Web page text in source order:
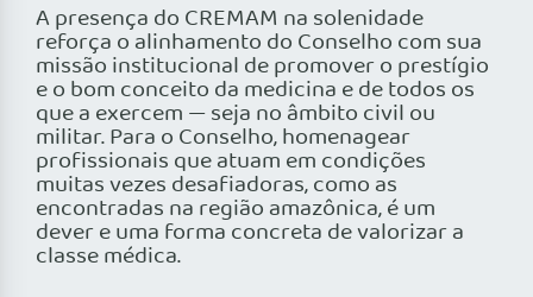
A presença do CREMAM na solenidade
reforça o alinhamento do Conselho com sua
missão institucional de promover o prestígio
e o bom conceito da medicina e de todos os
que a exercem — seja no âmbito civil ou
militar. Para o Conselho, homenagear
profissionais que atuam em condições
muitas vezes desafiadoras, como as
encontradas na região amazônica, é um
dever e uma forma concreta de valorizar a
classe médica.